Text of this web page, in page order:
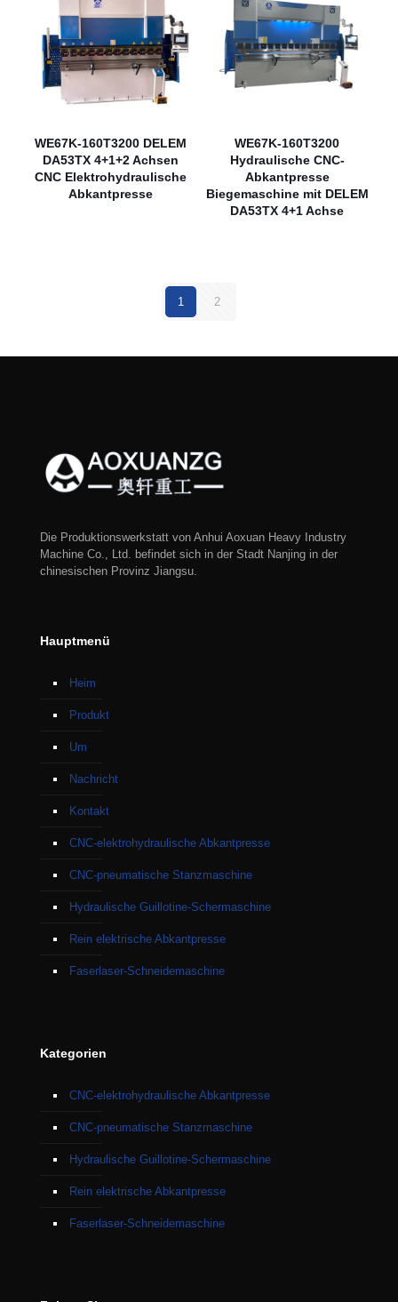
WE67K-160T3200 DELEM
DA53TX 4+1+2 Achsen
CNC Elektrohydraulische
Abkantpresse
WE67K-160T3200
Hydraulische CNC-
Abkantpresse
Biegemaschine mit DELEM
DA53TX 4+1 Achse
1 2
Die Produktionswerkstatt von Anhui Aoxuan Heavy Industry
Machine Co., Ltd. befindet sich in der Stadt Nanjing in der
chinesischen Provinz Jiangsu.
Hauptmenü
Heim
Produkt
Um
Nachricht
Kontakt
CNC-elektrohydraulische Abkantpresse
CNC-pneumatische Stanzmaschine
Hydraulische Guillotine-Schermaschine
Rein elektrische Abkantpresse
Faserlaser-Schneidemaschine
Kategorien
CNC-elektrohydraulische Abkantpresse
CNC-pneumatische Stanzmaschine
Hydraulische Guillotine-Schermaschine
Rein elektrische Abkantpresse
Faserlaser-Schneidemaschine